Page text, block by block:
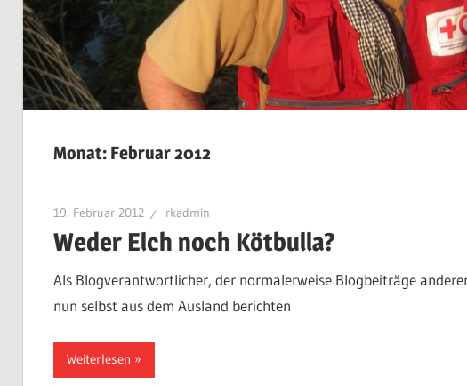
Monat: Februar 2012
19. Februar 2012 rkadmin
Weder Elch noch Kötbulla?
Als Blogverantwortlicher, der normalerweise Blogbeiträge
nun selbst aus dem Ausland berichten
Weiterlesen